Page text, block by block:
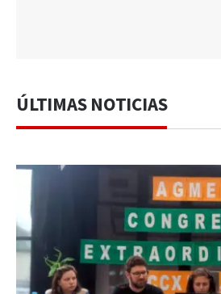
ÚLTIMAS NOTICIAS